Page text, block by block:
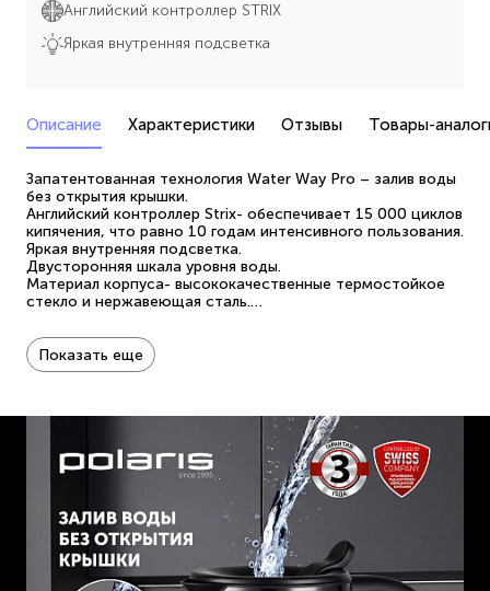
Английский контроллер STRIX
Яркая внутренняя подсветка
Описание Характеристики Отзывы Товары-
Запатентованная технология Water Way Pro – залив воды
без открытия крышки.
Английский контроллер Strix- обеспечивает 15 000 циклов
кипячения, что равно 10 годам интенсивного пользования.
Яркая внутренняя подсветка.
Двусторонняя шкала уровня воды.
Материал корпуса- высококачественные термостойкое
стекло и нержавеющая сталь.
Блокировка включения без воды.
Мощность 1850- 2200 Вт.
Объем - 1,8 л.
Показать еще